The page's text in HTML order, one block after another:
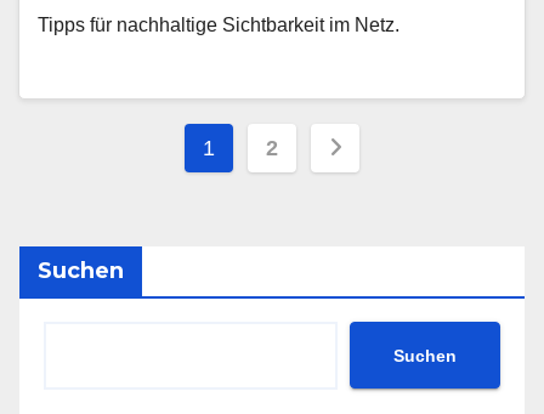
Tipps für nachhaltige Sichtbarkeit im Netz.
1 2
Suchen
Suchen